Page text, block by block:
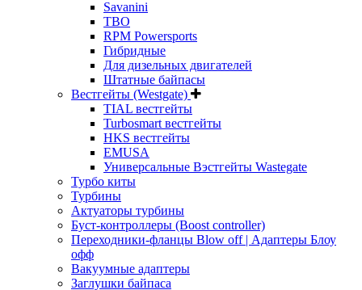
Savanini
TBO
RPM Powersports
Гибридные
Для дизельных двигателей
Штатные байпасы
Вестгейты (Westgate)
TIAL вестгейты
Turbosmart вестгейты
HKS вестгейты
EMUSA
Универсальные Вэстгейты Wastegate
Турбо киты
Турбины
Актуаторы турбины
Буст-контроллеры (Boost controller)
Переходники-фланцы Blow off | Адаптеры Блоу
офф
Вакуумные адаптеры
Заглушки байпаса